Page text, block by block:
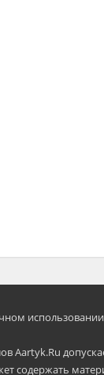
Aartyk.Ru
содержать